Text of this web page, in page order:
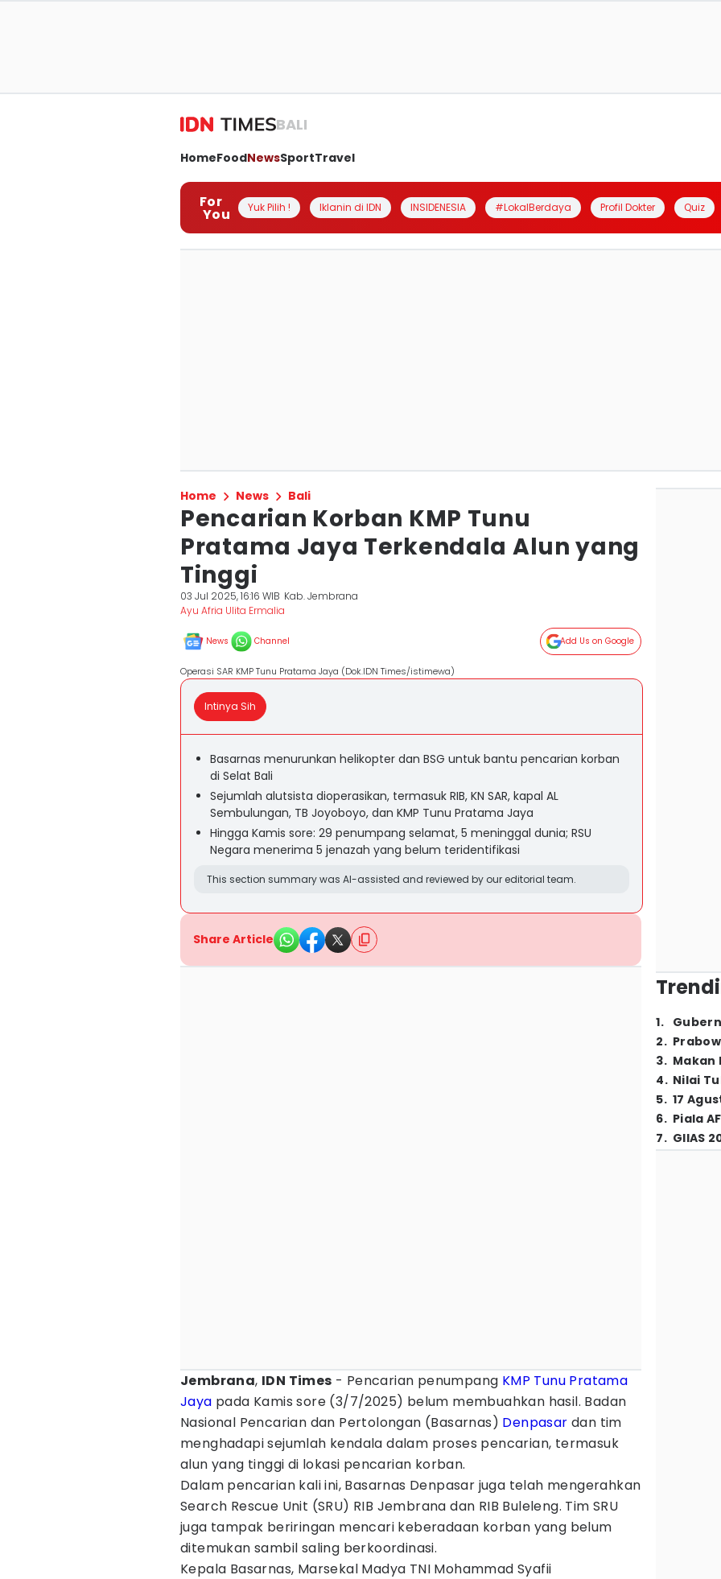
BALI
HomeFoodNewsSportTravel
For
You Yuk Pilih ! Iklanin di IDN INSIDENESIA #LokalBerdaya Profil Dokter Quiz
Home News Bali
Pencarian Korban KMP Tunu
Pratama Jaya Terkendala Alun yang
Tinggi
03 Jul 2025, 16:16 WIB Kab. Jembrana
Ayu Afria Ulita Ermalia
News Channel Add Us on Google
Operasi SAR KMP Tunu Pratama Jaya (Dok.IDN Times/istimewa)
Intinya Sih
Basarnas menurunkan helikopter dan BSG untuk bantu pencarian korban
di Selat Bali
Sejumlah alutsista dioperasikan, termasuk RIB, KN SAR, kapal AL
Sembulungan, TB Joyoboyo, dan KMP Tunu Pratama Jaya
Hingga Kamis sore: 29 penumpang selamat, 5 meninggal dunia; RSU
Negara menerima 5 jenazah yang belum teridentifikasi
This section summary was AI-assisted and reviewed by our editorial team.
Share Article
Jembrana, IDN Times - Pencarian penumpang KMP Tunu Pratama
Jaya pada Kamis sore (3/7/2025) belum membuahkan hasil. Badan
Nasional Pencarian dan Pertolongan (Basarnas) Denpasar dan tim
menghadapi sejumlah kendala dalam proses pencarian, termasuk
alun yang tinggi di lokasi pencarian korban.
Dalam pencarian kali ini, Basarnas Denpasar juga telah mengerahkan
Search Rescue Unit (SRU) RIB Jembrana dan RIB Buleleng. Tim SRU
juga tampak beriringan mencari keberadaan korban yang belum
ditemukan sambil saling berkoordinasi.
Kepala Basarnas, Marsekal Madya TNI Mohammad Syafii
1.
2.
3. Makan
4. Nilai
5. 17
6. Piala
7. GIIAS